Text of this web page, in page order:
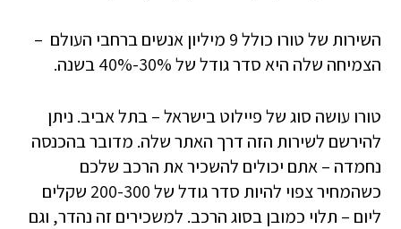
השירות של טורו כולל 9 מיליון אנשים ברחבי העולם –
הצמיחה שלה היא סדר גודל של 30%-40% בשנה.
טורו עושה סוג של פיילוט בישראל – בתל אביב. ניתן
להירשם לשירות הזה דרך האתר שלה. מדובר בהכנסה
נחמדה – אתם יכולים להשכיר את הרכב שלכם
כשהמחיר צפוי להיות סדר גודל של 200-300 שקלים
ליום – תלוי כמובן בסוג הרכב. למשכירים זה נהדר, וגם